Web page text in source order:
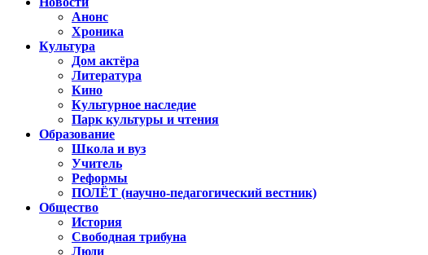
Анонс
Хроника
Культура
Дом актёра
Литература
Кино
Культурное наследие
Парк культуры и чтения
Образование
Школа и вуз
Учитель
Реформы
ПОЛЁТ (научно-педагогический вестник)
Общество
История
Свободная трибуна
Люди